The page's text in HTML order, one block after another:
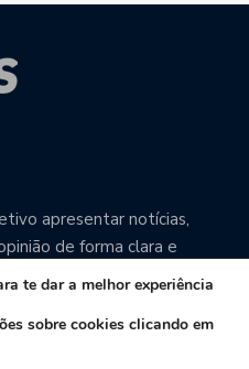
apresentar notícias,
de forma clara e
certeza que o
de informação
te dar a melhor experiência
sobre cookies clicando em